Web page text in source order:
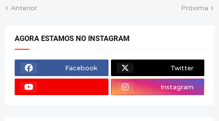
Anterior Próxima
AGORA ESTAMOS NO INSTAGRAM
Facebook Twitter
Instagram